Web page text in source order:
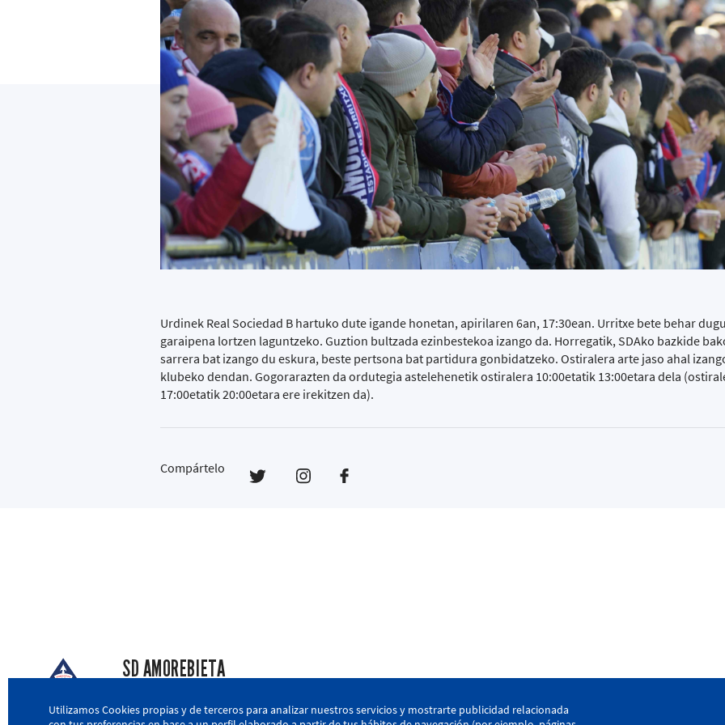
Urdinek Real Sociedad B hartuko dute igande honetan, apirilaren 6an, 17:30ean. Urritxe bete behar
garaipena lortzen laguntzeko. Guztion bultzada ezinbestekoa izango da. Horregatik, SDAko bazkide
sarrera bat izango du eskura, beste pertsona bat partidura gonbidatzeko. Ostiralera arte jaso ahal
klubeko dendan. Gogorarazten da ordutegia astelehenetik ostiralera 10:00etatik 13:00etara dela
17:00etatik 20:00etara ere irekitzen da).
Compártelo
SD AMOREBIETA
Utilizamos Cookies propias y de terceros para analizar nuestros servicios y mostrarte publicidad relacionada